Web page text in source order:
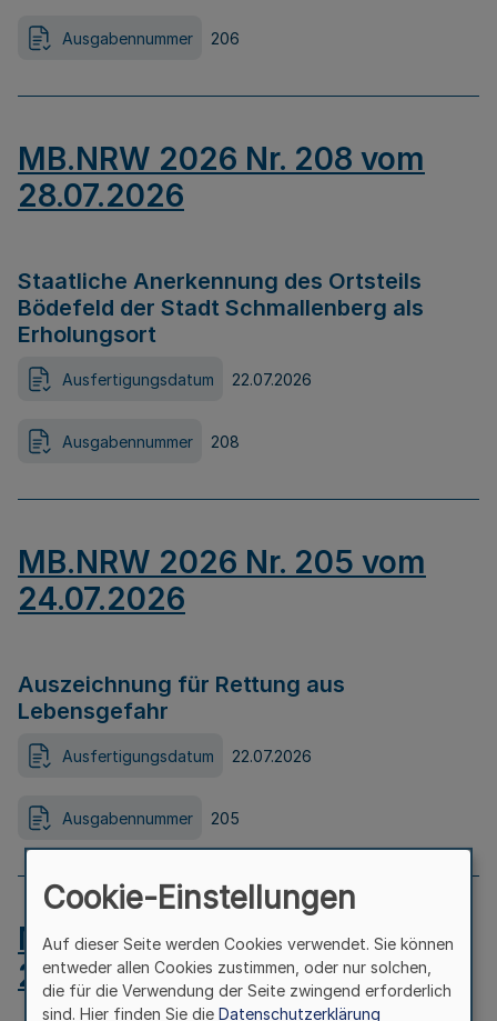
Ausgabennummer 206
MB.NRW 2026 Nr. 208 vom
28.07.2026
Staatliche Anerkennung des Ortsteils
Bödefeld der Stadt Schmallenberg als
Erholungsort
Ausfertigungsdatum 22.07.2026
Ausgabennummer 208
MB.NRW 2026 Nr. 205 vom
24.07.2026
Auszeichnung für Rettung aus
Lebensgefahr
Ausfertigungsdatum 22.07.2026
Ausgabennummer 205
MB.NRW 2026 Nr. 204 vom
24.07.2026
Cookie-Einstellungen
Auf dieser Seite werden Cookies verwendet. Sie können
entweder allen Cookies zustimmen, oder nur solchen,
die für die Verwendung der Seite zwingend erforderlich
sind. Hier finden Sie die Datenschutzerklärung